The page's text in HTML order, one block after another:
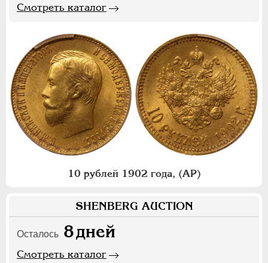
Смотреть каталог
10 рублей 1902 года, (АР)
SHENBERG AUCTION
Осталось 8дней
Смотреть каталог